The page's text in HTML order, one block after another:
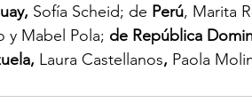
Sofía Scheid; de Perú, Marita
y Mabel Pola; de República
Laura Castellanos, Paola